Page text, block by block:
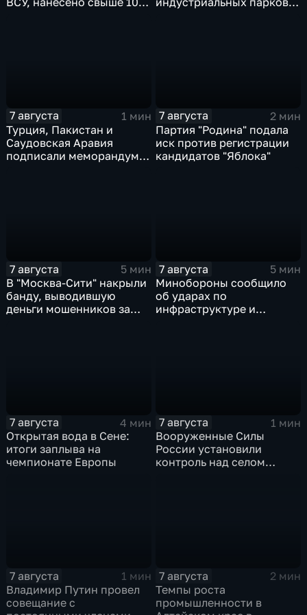
7 августа
1 мин
Турция, Пакистан и
Саудовская Аравия
подписали меморандум о
7 августа
2 мин
Партия "Родина" подала
иск против регистрации
кандидатов "Яблока"
7 августа
5 мин
В "Москва‑Сити" накрыли
банду, выводившую
деньги мошенников за
7 августа
5 мин
Минобороны сообщило
об ударах по
инфраструктуре и
7 августа
4 мин
Открытая вода в Сене:
итоги заплыва на
чемпионате Европы
7 августа
1 мин
Вооруженные Силы
России установили
контроль над селом
7 августа
1 мин
Владимир Путин провел
совещание с
7 августа
2 мин
Темпы роста
промышленности в